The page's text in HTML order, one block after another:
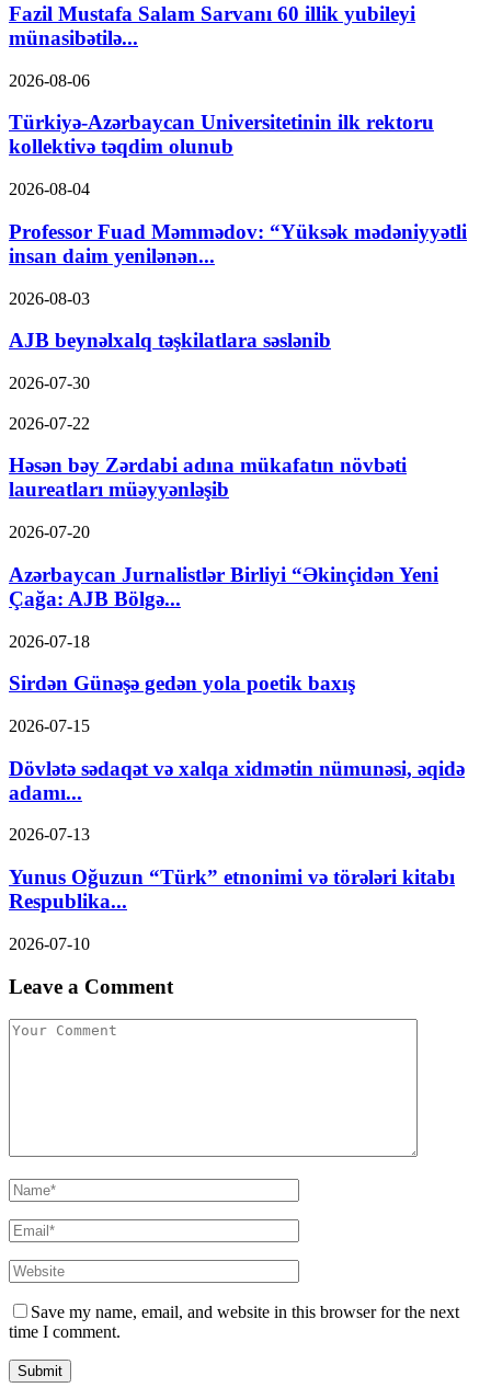
Fazil Mustafa Salam Sarvanı 60 illik yubileyi
münasibətilə...
2026-08-06
Türkiyə-Azərbaycan Universitetinin ilk rektoru
kollektivə təqdim olunub
2026-08-04
Professor Fuad Məmmədov: “Yüksək mədəniyyətli
insan daim yenilənən...
2026-08-03
AJB beynəlxalq təşkilatlara səslənib
2026-07-30
2026-07-22
Həsən bəy Zərdabi adına mükafatın növbəti
laureatları müəyyənləşib
2026-07-20
Azərbaycan Jurnalistlər Birliyi “Əkinçidən Yeni
Çağa: AJB Bölgə...
2026-07-18
Sirdən Günəşə gedən yola poetik baxış
2026-07-15
Dövlətə sədaqət və xalqa xidmətin nümunəsi, əqidə
adamı...
2026-07-13
Yunus Oğuzun “Türk” etnonimi və törələri kitabı
Respublika...
2026-07-10
Leave a Comment
Save my name, email, and website in this browser for the next
time I comment.